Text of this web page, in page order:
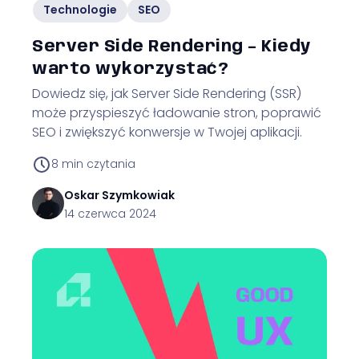
Technologie SEO
Server Side Rendering – Kiedy
warto wykorzystać?
Dowiedz się, jak Server Side Rendering (SSR)
może przyspieszyć ładowanie stron, poprawić
SEO i zwiększyć konwersje w Twojej aplikacji.
8 min czytania
Oskar Szymkowiak
14 czerwca 2024